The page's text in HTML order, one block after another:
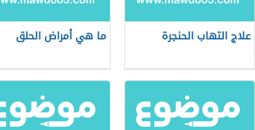
علاج التهاب الحنجرة ما هي أمراض الحلق